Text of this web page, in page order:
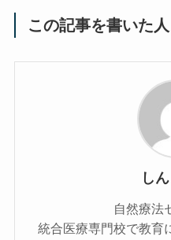
この記事を書いた人
し
自然療法
統合医療専門校で教育